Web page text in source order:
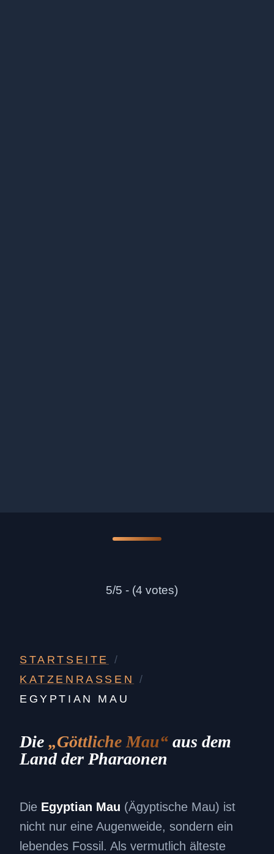
5/5 - (4 votes)
STARTSEITE
/
KATZENRASSEN
/
EGYPTIAN MAU
Die „Göttliche Mau“ aus dem
Land der Pharaonen
Die Egyptian Mau (Ägyptische Mau) ist
nicht nur eine Augenweide, sondern ein
lebendes Fossil. Als vermutlich älteste